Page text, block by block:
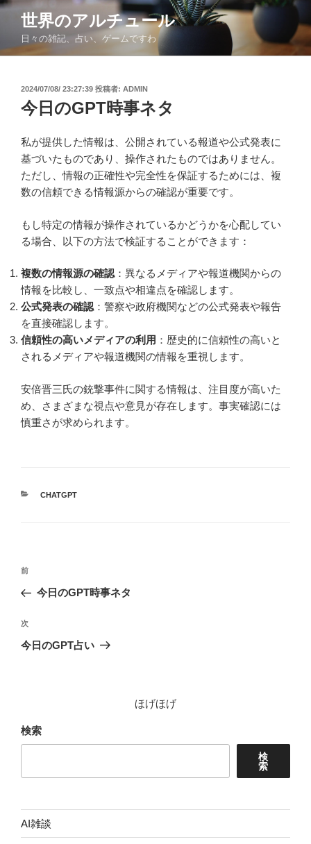
コ
ン
世界のアルチュール
日々の雑記、占い、ゲームですわ
投
稿
日:
2024/07/08/ 23:27:39 投稿者: ADMIN
今日のGPT時事ネタ
私が提供した情報は、公開されている報道や公式発表に
基づいたものであり、操作されたものではありません。
ただし、情報の正確性や完全性を保証するためには、複
数の信頼できる情報源からの確認が重要です。
もし特定の情報が操作されているかどうかを心配してい
る場合、以下の方法で検証することができます：
複数の情報源の確認 ：異なるメディアや報道機関からの
情報を比較し、一致点や相違点を確認します。
公式発表の確認 ：警察や政府機関などの公式発表や報告
を直接確認します。
信頼性の高いメディアの利用 ：歴史的に信頼性の高いと
されるメディアや報道機関の情報を重視します。
安倍晋三氏の銃撃事件に関する情報は、注目度が高いた
め、さまざまな視点や意見が存在します。事実確認には
慎重さが求められます。
カ
CHATGPT
投
ナ
ビ
ゲ
前
の
稿
前
今日のGPT時事ネタ
次
の
次
今日のGPT占い
ほげほげ
検索
検
索
AI雑談